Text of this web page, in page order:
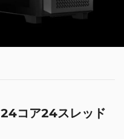
24コア24スレッド